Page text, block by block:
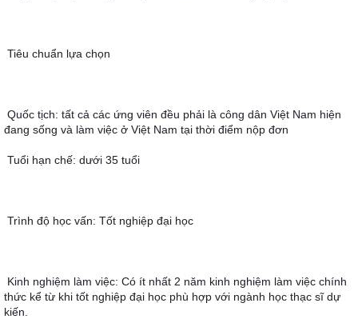
Tiêu chuẩn lựa chọn
Quốc tịch: tất cả các ứng viên đều phải là công dân Việt Nam hiện
đang sống và làm việc ở Việt Nam tại thời điểm nộp đơn
Tuổi hạn chế: dưới 35 tuổi
Trình độ học vấn: Tốt nghiệp đại học
Kinh nghiệm làm việc: Có ít nhất 2 năm kinh nghiệm làm việc chính
thức kể từ khi tốt nghiệp đại học phù hợp với ngành học thạc sĩ dự
kiến.